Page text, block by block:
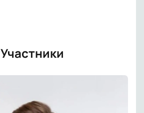
Участники